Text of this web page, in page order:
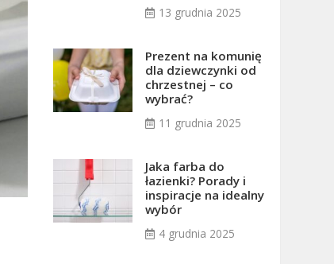
13 grudnia 2025
Prezent na komunię
dla dziewczynki od
chrzestnej – co
wybrać?
11 grudnia 2025
Jaka farba do
łazienki? Porady i
inspiracje na idealny
wybór
4 grudnia 2025